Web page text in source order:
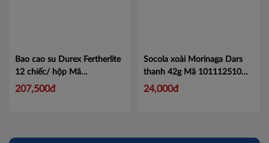
Bao cao su Durex Fertherlite
12 chiếc/ hộp Mã
101047391
207,500đ
Socola xoài Morinaga Dars
thanh 42g Mã 101112510
Mã 101112510
24,000đ